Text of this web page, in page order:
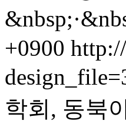
+0900
학회, 동북